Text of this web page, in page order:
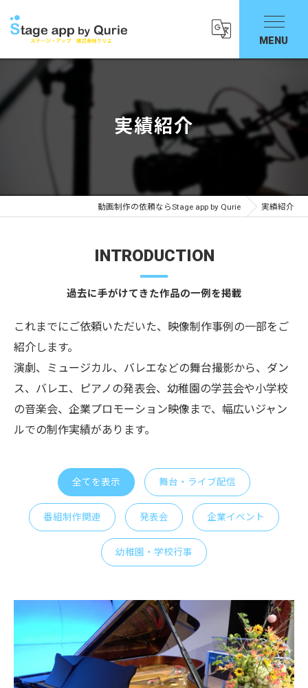
実績紹介
動画制作の依頼ならStage app by Qurie 実績紹介
INTRODUCTION
過去に手がけてきた作品の一例を掲載
これまでにご依頼いただいた、映像制作事例の一部をご
紹介します。
演劇、ミュージカル、バレエなどの舞台撮影から、ダン
ス、バレエ、ピアノの発表会、幼稚園の学芸会や小学校
の音楽会、企業プロモーション映像まで、幅広いジャン
ルでの制作実績があります。
全てを表示 舞台・ライブ配信
番組制作関連 発表会 企業イベント
幼稚園・学校行事